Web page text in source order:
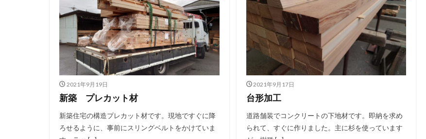
2021年9月19日
新築 プレカット材
新築住宅の構造プレカット材です。現地ですぐに降
ろせるように、事前にスリングベルトをかけていま
2021年9月17日
台形加工
道路舗装でコンクリートの下地材です。即納を求め
られて、すぐに作りました。主に杉を使っています